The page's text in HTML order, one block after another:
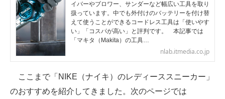
イバーやブロワー、サンダーなど幅広い工具を取り
扱っています。中でも外付けのバッテリーを付け替
えて使うことができるコードレス工具は「使いやす
い」「コスパが高い」と評判です。 本記事では
「マキタ（Makita）の工具…
nlab.itmedia.co.jp
ここまで「NIKE（ナイキ）のレディーススニーカー」
のおすすめを紹介してきました。次のページでは